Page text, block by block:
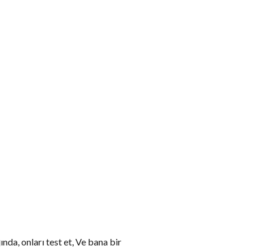
onları test et, Ve bana bir